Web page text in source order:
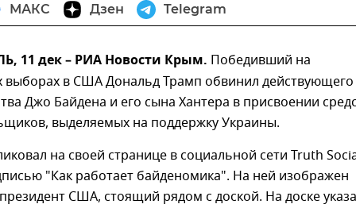
МАКС Дзен Telegram
11 дек – РИА Новости Крым. Победивший на
выборах в США Дональд Трамп обвинил действующего
Джо Байдена и его сына Хантера в присвоении
выделяемых на поддержку Украины.
на своей странице в социальной сети Truth
"Как работает байденомика". На ней изображен
США, стоящий рядом с доской. На доске